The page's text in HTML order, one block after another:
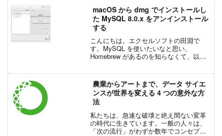
しさに囚われるあまり、気づいたら今年
度の予算の申請がギ...
macOS から dmg でインストールし
た MySQL 8.0.x をアンインストール
する
こんにちは。エクセルソフトの田淵で
す。MySQL を使いたいなと思い、
Homebrew があるのを知らなくて、以下
2019/10/07 現在の最新版 8.0.17 を...
農業からアートまで、データ サイエ
ンスが世界を変える 4 つの意外な方
法
私たちは、急速な破壊と絶え間ない変革
の時代に生きています。一般の人々は、
「次の流行」がわずか数年でコンセプト